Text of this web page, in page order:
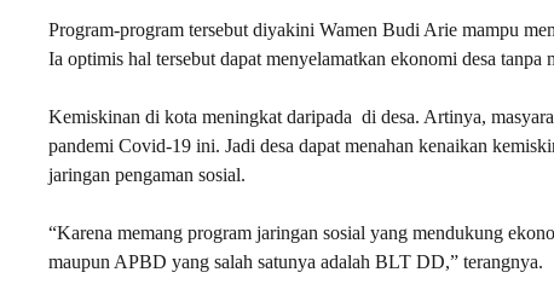
Program-program tersebut diyakini Wamen Budi Arie mampu
Ia optimis hal tersebut dapat menyelamatkan ekonomi desa tanpa
Kemiskinan di kota meningkat daripada di desa. Artinya,
pandemi Covid-19 ini. Jadi desa dapat menahan kenaikan
jaringan pengaman sosial.
“Karena memang program jaringan sosial yang mendukung
maupun APBD yang salah satunya adalah BLT DD,” terangnya.